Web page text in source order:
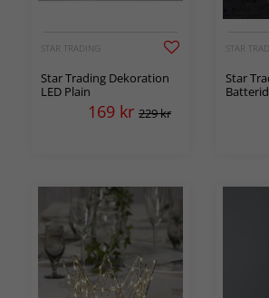
STAR TRADING
Star Trading Dekoration
LED Plain
169 kr 229 kr
STAR
Star
med